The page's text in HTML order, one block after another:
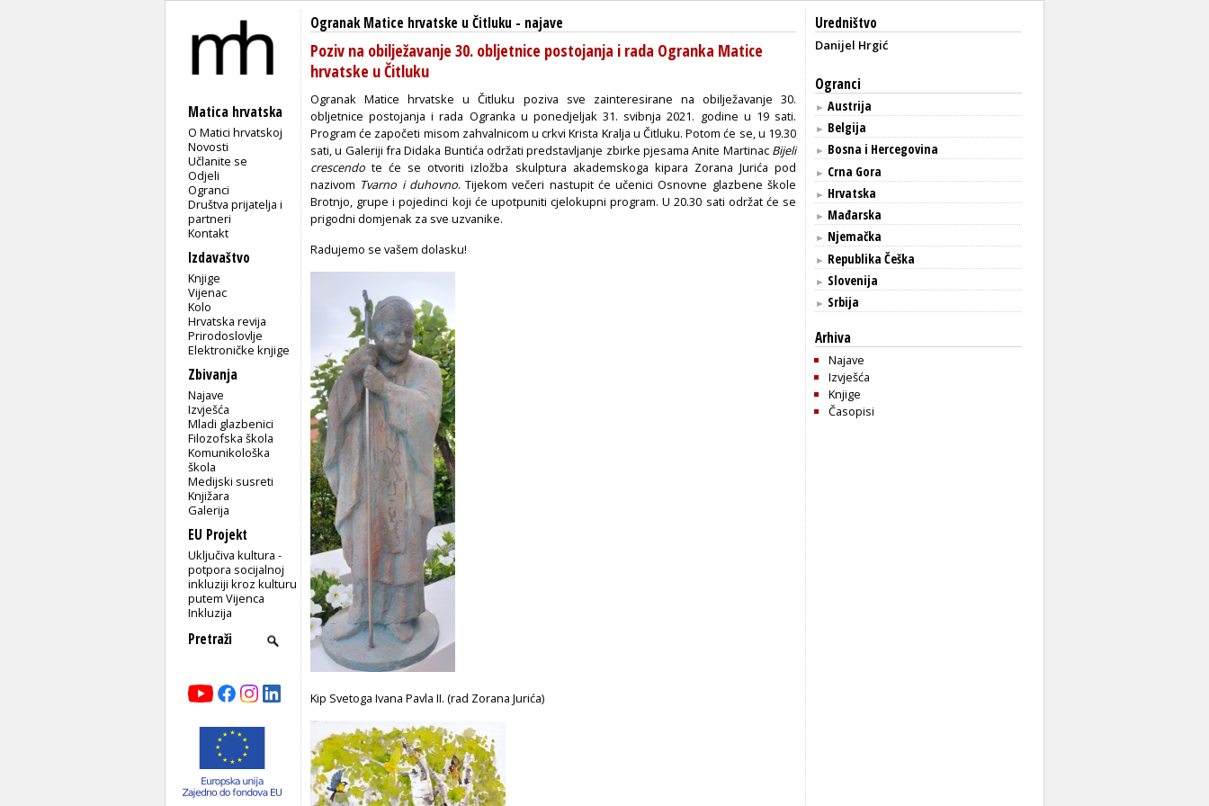
Matica hrvatska
O Matici hrvatskoj
Novosti
Učlanite se
Odjeli
Ogranci
Društva prijatelja i
partneri
Kontakt
Izdavaštvo
Knjige
Vijenac
Kolo
Hrvatska revija
Prirodoslovlje
Elektroničke knjige
Zbivanja
Najave
Izvješća
Mladi glazbenici
Filozofska škola
Komunikološka
škola
Medijski susreti
Knjižara
Galerija
EU Projekt
Uključiva kultura -
potpora socijalnoj
inkluziji kroz kulturu
putem Vijenca
Inkluzija
Ogranak Matice hrvatske u Čitluku - najave
Poziv na obilježavanje 30. obljetnice postojanja i rada Ogranka Matice
hrvatske u Čitluku
Ogranak Matice hrvatske u Čitluku poziva sve zainteresirane na obilježavanje 30.
obljetnice postojanja i rada Ogranka u ponedjeljak 31. svibnja 2021. godine u 19 sati.
Program će započeti misom zahvalnicom u crkvi Krista Kralja u Čitluku. Potom će se, u 19.30
sati, u Galeriji fra Didaka Buntića održati predstavljanje zbirke pjesama Anite Martinac Bijeli
crescendo te će se otvoriti izložba skulptura akademskoga kipara Zorana Jurića pod
nazivom Tvarno i duhovno. Tijekom večeri nastupit će učenici Osnovne glazbene škole
Brotnjo, grupe i pojedinci koji će upotpuniti cjelokupni program. U 20.30 sati održat će se
prigodni domjenak za sve uzvanike.
Radujemo se vašem dolasku!
Kip Svetoga Ivana Pavla II. (rad Zorana Jurića)
Uredništvo
Danijel Hrgić
Ogranci
► Austrija
► Belgija
► Bosna i Hercegovina
► Crna Gora
► Hrvatska
► Mađarska
► Njemačka
► Republika Češka
► Slovenija
► Srbija
Arhiva
Najave
Izvješća
Knjige
Časopisi